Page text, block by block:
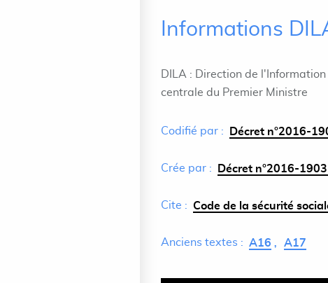
Informations
DILA : Direction de
centrale du Premier Ministre
Codifié par : Décret n°2016-
Crée par : Décret n°2016-
Cite : Code de la sécurité
Anciens textes : A16 A17